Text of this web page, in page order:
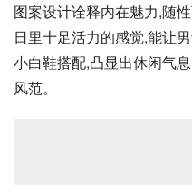
图案设计诠释内在魅力,随
日里十足活力的感觉,能让
小白鞋搭配,凸显出休闲气
风范。